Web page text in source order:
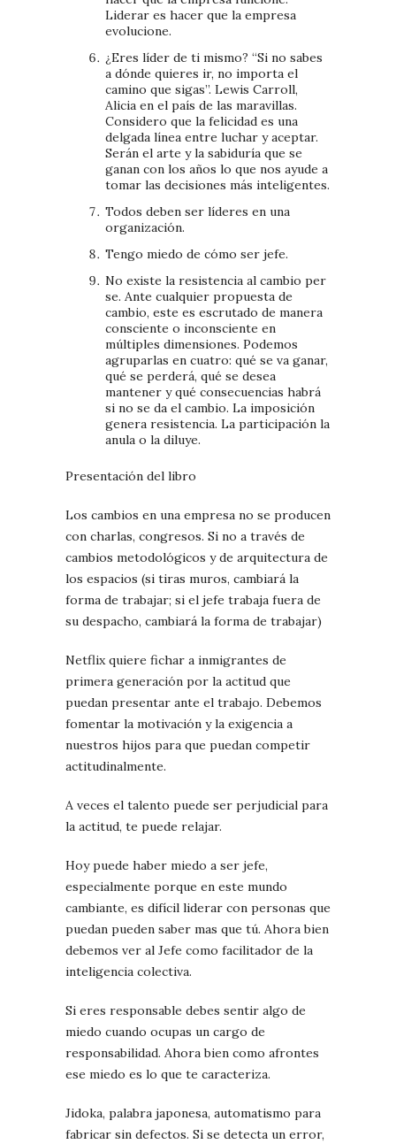
Liderar es hacer que la empresa
evolucione.
¿Eres líder de ti mismo? “Si no sabes
a dónde quieres ir, no importa el
camino que sigas”. Lewis Carroll,
Alicia en el país de las maravillas.
Considero que la felicidad es una
delgada línea entre luchar y aceptar.
Serán el arte y la sabiduría que se
ganan con los años lo que nos ayude a
tomar las decisiones más inteligentes.
Todos deben ser líderes en una
organización.
Tengo miedo de cómo ser jefe.
No existe la resistencia al cambio per
se. Ante cualquier propuesta de
cambio, este es escrutado de manera
consciente o inconsciente en
múltiples dimensiones. Podemos
agruparlas en cuatro: qué se va ganar,
qué se perderá, qué se desea
mantener y qué consecuencias habrá
si no se da el cambio. La imposición
genera resistencia. La participación la
anula o la diluye.
Presentación del libro
Los cambios en una empresa no se producen
con charlas, congresos. Si no a través de
cambios metodológicos y de arquitectura de
los espacios (si tiras muros, cambiará la
forma de trabajar; si el jefe trabaja fuera de
su despacho, cambiará la forma de trabajar)
Netflix quiere fichar a inmigrantes de
primera generación por la actitud que
puedan presentar ante el trabajo. Debemos
fomentar la motivación y la exigencia a
nuestros hijos para que puedan competir
actitudinalmente.
A veces el talento puede ser perjudicial para
la actitud, te puede relajar.
Hoy puede haber miedo a ser jefe,
especialmente porque en este mundo
cambiante, es difícil liderar con personas que
puedan pueden saber mas que tú. Ahora bien
debemos ver al Jefe como facilitador de la
inteligencia colectiva.
Si eres responsable debes sentir algo de
miedo cuando ocupas un cargo de
responsabilidad. Ahora bien como afrontes
ese miedo es lo que te caracteriza.
Jidoka, palabra japonesa, automatismo para
fabricar sin defectos. Si se detecta un error,